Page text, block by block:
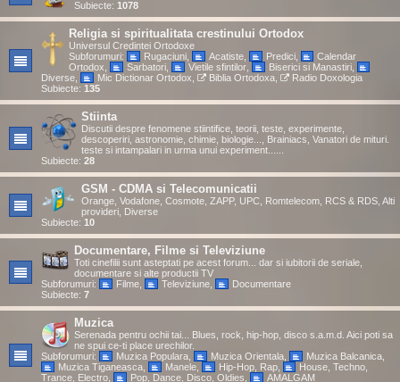
Subiecte: 1078
Religia si spiritualitata crestinului Ortodox
Universul Credintei Ortodoxe
Subforumuri:
Rugaciuni, Acatiste, Predici,
Calendar
Ortodox
Sarbatori, Vietile sfintilor, Biserici si Manastiri,
Diverse
Mic Dictionar Ortodox Biblia Ortodoxa,
Radio Doxologia
Subiecte: 135
Stiinta
Discutii despre fenomene stiintifice, teorii, teste, experimente,
descoperiri, astronomie, chimie, biologie..., Brainiacs, Vanatori de mituri.
teste si intampalari in urma unui experiment......
Subiecte: 28
GSM - CDMA si Telecomunicatii
Orange, Vodafone, Cosmote, ZAPP, UPC, Romtelecom, RCS & RDS, Alti
provideri, Diverse
Subiecte: 10
Documentare, Filme si Televiziune
Toti cinefilii sunt asteptati pe acest forum... dar si iubitorii de seriale,
documentare si alte productii TV
Subforumuri:
Filme, Televiziune,
Documentare
Subiecte: 7
Muzica
Serenada pentru ochii tai... Blues, rock, hip-hop, disco s.a.m.d. Aici poti sa
ne spui ce-ti place urechilor.
Subforumuri:
Muzica Populara, Muzica Orientala, Muzica Balcanica,
Muzica Tiganeasca, Manele, Hip-Hop, Rap,
House, Techno,
Trance, Electro
Pop, Dance, Disco, Oldies
AMALGAM